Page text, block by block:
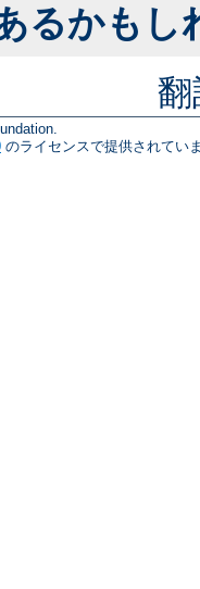
るかもし
のライセンスで提供されてい